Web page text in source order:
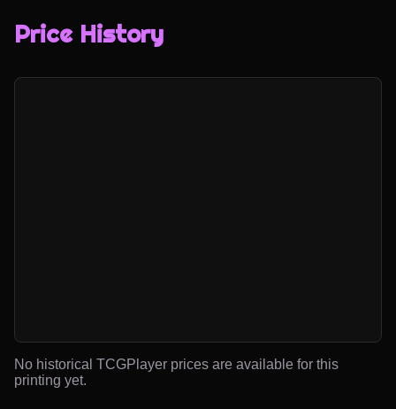
Price History
No historical TCGPlayer prices are available for this
printing yet.